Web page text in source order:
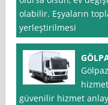
olabilir. Eşyaların
yerleştirilmesi
güvenilir hizmet